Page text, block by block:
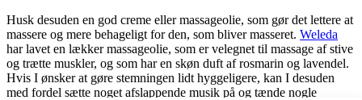
Husk desuden en god creme eller massageolie, som gør det lettere at
massere og mere behageligt for den, som bliver masseret. Weleda
har lavet en lækker massageolie, som er velegnet til massage af stive
og trætte muskler, og som har en skøn duft af rosmarin og lavendel.
Hvis I ønsker at gøre stemningen lidt hyggeligere, kan I desuden
med fordel sætte noget afslappende musik på og tænde nogle